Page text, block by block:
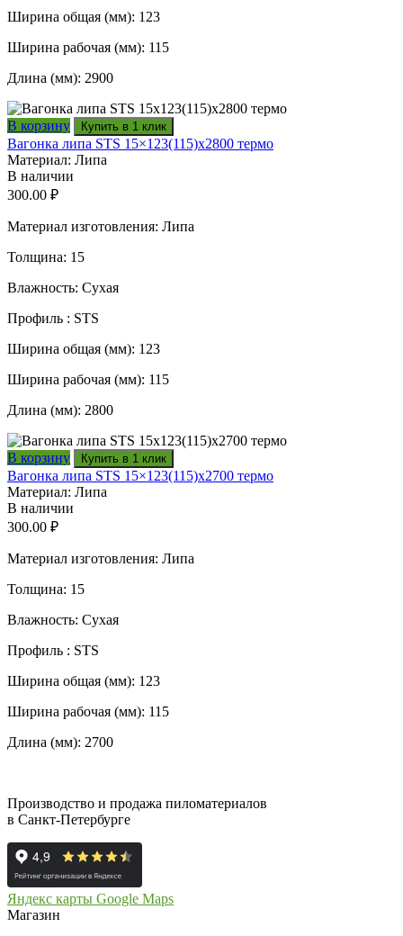
Ширина общая (мм): 123
Ширина рабочая (мм): 115
Длина (мм): 2900
В корзину Купить в 1 клик
Вагонка липа STS 15×123(115)x2800 термо
Материал: Липа
В наличии
300.00 ₽
Материал изготовления: Липа
Толщина: 15
Влажность: Сухая
Профиль : STS
Ширина общая (мм): 123
Ширина рабочая (мм): 115
Длина (мм): 2800
В корзину Купить в 1 клик
Вагонка липа STS 15×123(115)x2700 термо
Материал: Липа
В наличии
300.00 ₽
Материал изготовления: Липа
Толщина: 15
Влажность: Сухая
Профиль : STS
Ширина общая (мм): 123
Ширина рабочая (мм): 115
Длина (мм): 2700
Производство и продажа пиломатериалов
в Санкт-Петербурге
Яндекс карты Google Maps
Магазин